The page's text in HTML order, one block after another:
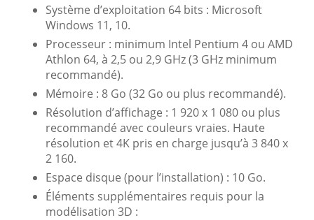
Système d’exploitation 64 bits : Microsoft
Windows 11, 10.
Processeur : minimum Intel Pentium 4 ou AMD
Athlon 64, à 2,5 ou 2,9 GHz (3 GHz minimum
recommandé).
Mémoire : 8 Go (32 Go ou plus recommandé).
Résolution d’affichage : 1 920 x 1 080 ou plus
recommandé avec couleurs vraies. Haute
résolution et 4K pris en charge jusqu’à 3 840 x
2 160.
Espace disque (pour l’installation) : 10 Go.
Éléments supplémentaires requis pour la
modélisation 3D :